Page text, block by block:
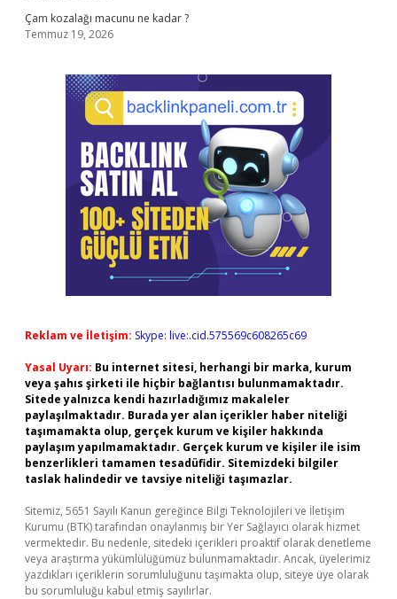
Çam kozalağı macunu ne kadar ?
Temmuz 19, 2026
Reklam ve İletişim: Skype: live:.cid.575569c608265c69
Yasal Uyarı: Bu internet sitesi, herhangi bir marka, kurum
veya şahıs şirketi ile hiçbir bağlantısı bulunmamaktadır.
Sitede yalnızca kendi hazırladığımız makaleler
paylaşılmaktadır. Burada yer alan içerikler haber niteliği
taşımamakta olup, gerçek kurum ve kişiler hakkında
paylaşım yapılmamaktadır. Gerçek kurum ve kişiler ile isim
benzerlikleri tamamen tesadüfidir. Sitemizdeki bilgiler
taslak halindedir ve tavsiye niteliği taşımazlar.
Sitemiz, 5651 Sayılı Kanun gereğince Bilgi Teknolojileri ve İletişim
Kurumu (BTK) tarafından onaylanmış bir Yer Sağlayıcı olarak hizmet
vermektedir. Bu nedenle, sitedeki içerikleri proaktif olarak denetleme
veya araştırma yükümlülüğümüz bulunmamaktadır. Ancak, üyelerimiz
yazdıkları içeriklerin sorumluluğunu taşımakta olup, siteye üye olarak
bu sorumluluğu kabul etmiş sayılırlar.